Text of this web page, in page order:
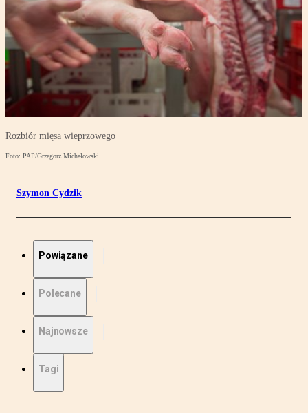
Rozbiór mięsa wieprzowego
Foto: PAP/Grzegorz Michałowski
Szymon Cydzik
Powiązane
Polecane
Najnowsze
Tagi